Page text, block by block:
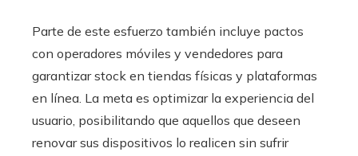
Parte de este esfuerzo también incluye pactos
con operadores móviles y vendedores para
garantizar stock en tiendas físicas y plataformas
en línea. La meta es optimizar la experiencia del
usuario, posibilitando que aquellos que deseen
renovar sus dispositivos lo realicen sin sufrir